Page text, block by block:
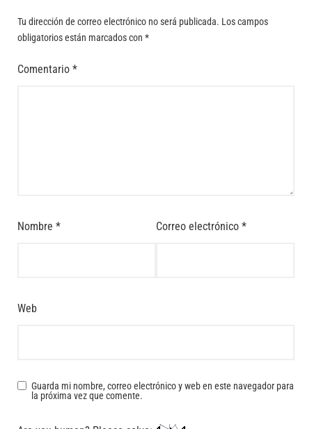
Tu dirección de correo electrónico no será publicada. Los campos
obligatorios están marcados con *
Comentario *
Nombre * Correo electrónico *
Web
Guarda mi nombre, correo electrónico y web en este navegador para
la próxima vez que comente.